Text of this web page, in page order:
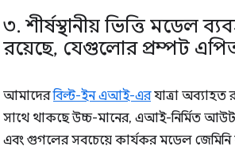
৩. শীর্ষস্থানীয় ভিত্তি
রয়েছে, যেগুলোর প্রম্পট
আমাদেরবিল্ট-ইন এআই-এরযাত্রা অব্যাহত
সাথে থাকছে উচ্চ-মানের, এআই-নির্মিত
এবং গুগলের সবচেয়ে কার্যকর মডেল